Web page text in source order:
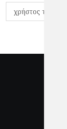
χρήστος τζόλης